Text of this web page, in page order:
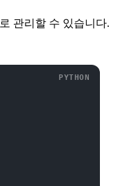
로 관리할 수 있습니다.